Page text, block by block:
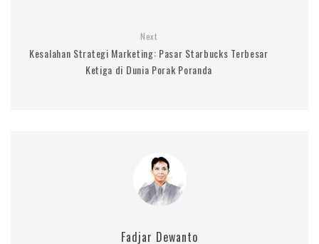
Next
Kesalahan Strategi Marketing: Pasar Starbucks Terbesar
Ketiga di Dunia Porak Poranda
Fadjar Dewanto